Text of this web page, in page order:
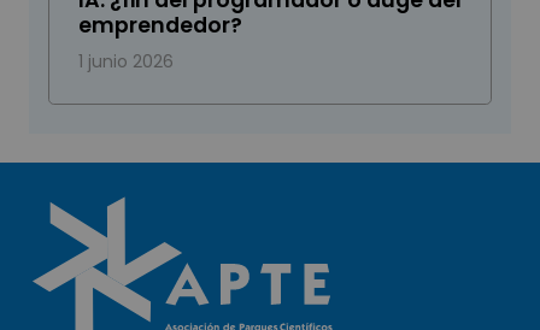
emprendedor?
1 junio 2026